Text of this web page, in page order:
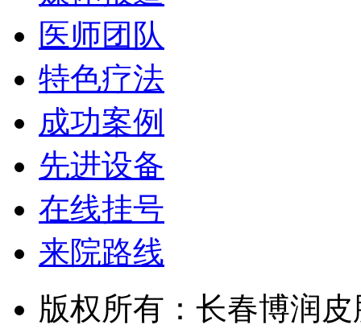
医师团队
特色疗法
成功案例
先进设备
在线挂号
来院路线
版权所有：长春博润